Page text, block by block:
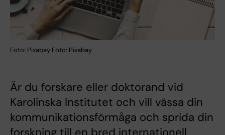
Foto: Pixabay Foto: Pixabay
Är du forskare eller doktorand vid
Karolinska Institutet och vill vässa din
kommunikationsförmåga och sprida din